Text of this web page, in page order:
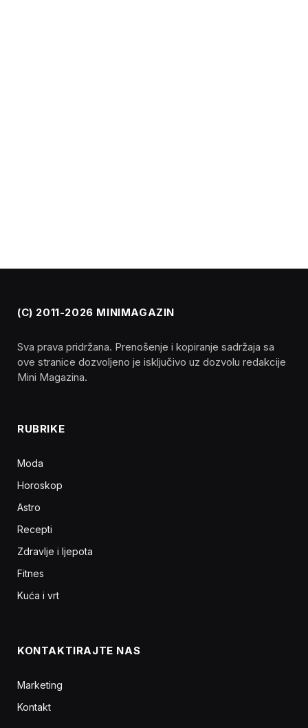
(C) 2011-2026 MINIMAGAZIN
Sva prava pridržana. Prenošenje i kopiranje sadržaja sa
ove stranice dozvoljeno je isključivo uz dozvolu redakcije
Mini Magazina.
RUBRIKE
Moda
Horoskop
Astro
Recepti
Zdravlje i ljepota
Fitnes
Kuća i vrt
KONTAKTIRAJTE NAS
Marketing
Kontakt